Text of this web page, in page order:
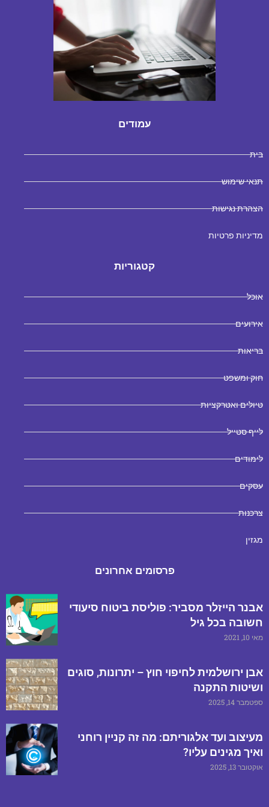
עמודים
בית
תנאי שימוש
הצהרת נגישות
מדיניות פרטיות
קטגוריות
אוכל
אירועים
בריאות
חוק ומשפט
טיולים ואטרקציות
לייף סטייל
לימודים
עסקים
צרכנות
מגזין
פרסומים אחרונים
אבנר הייזלר מסביר: פוליסת ביטוח סיעודי
חשובה בכל גיל
מאי 10, 2021
אבן ירושלמית לחיפוי חוץ – יתרונות, סוגים
ושיטות התקנה
ספטמבר 14, 2025
מעיצוב ועד אלגוריתם: מה זה קניין רוחני
ואיך מגינים עליו?
אוקטובר 13, 2025